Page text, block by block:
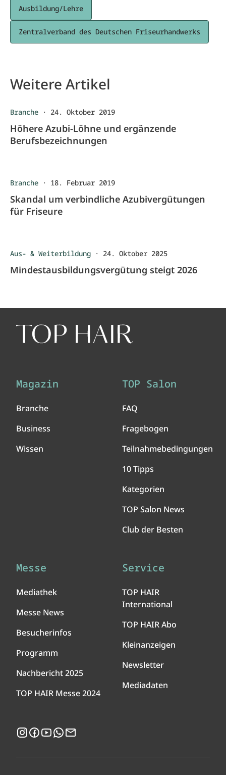
Ausbildung/Lehre
Zentralverband des Deutschen Friseurhandwerks
Weitere Artikel
Branche · 24. Oktober 2019
Höhere Azubi-Löhne und ergänzende
Berufsbezeichnungen
Branche · 18. Februar 2019
Skandal um verbindliche Azubivergütungen
für Friseure
Aus- & Weiterbildung · 24. Oktober 2025
Mindestausbildungsvergütung steigt 2026
Magazin
Branche
Business
Wissen
TOP Salon
FAQ
Fragebogen
Teilnahmebedingungen
10 Tipps
Kategorien
TOP Salon News
Club der Besten
Messe
Mediathek
Messe News
Besucherinfos
Programm
Nachbericht 2025
TOP HAIR Messe 2024
Service
TOP HAIR
International
TOP HAIR Abo
Kleinanzeigen
Newsletter
Mediadaten
Instagram
Facebook
YouTubeWhatsApp